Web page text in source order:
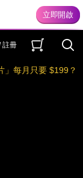
註冊
」每月只要 $199？